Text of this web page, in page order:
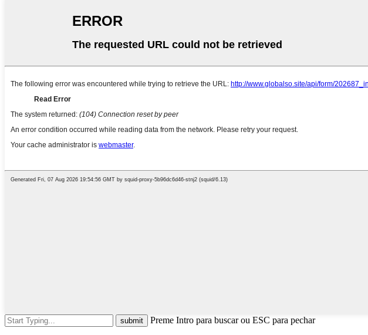
Preme Intro para buscar ou ESC para pechar